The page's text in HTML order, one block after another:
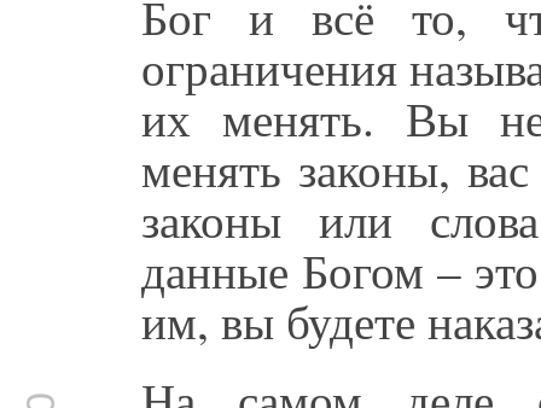
Бог и всё то,
ограничения
их менять. Вы
менять законы,
законы или
данные Богом –
им, вы будете